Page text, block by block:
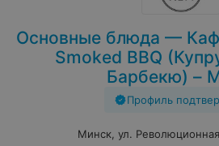
Основные блюда —
Smoked BBQ
Барбекю) –
Профиль
Минск, ул.